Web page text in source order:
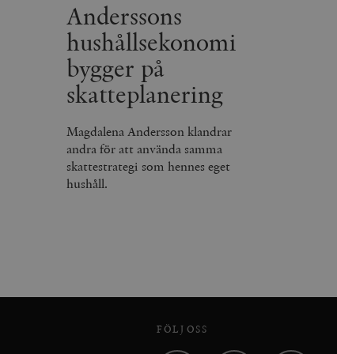
Anderssons
hushållsekonomi
bygger på
skatteplanering
Magdalena Andersson klandrar
andra för att använda samma
skattestrategi som hennes eget
hushåll.
FÖLJ OSS